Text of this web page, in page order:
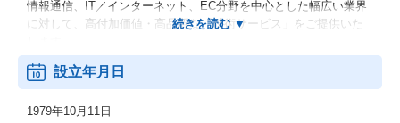
情報通信、IT／インターネット、EC分野を中心とした幅広い業界
に対して、高付加価値・高品質な「技術サービス」をご提供いた
2．機電エンジニアサービス
ーズに幅広くお応えします。
設立年月日
1979年10月11日